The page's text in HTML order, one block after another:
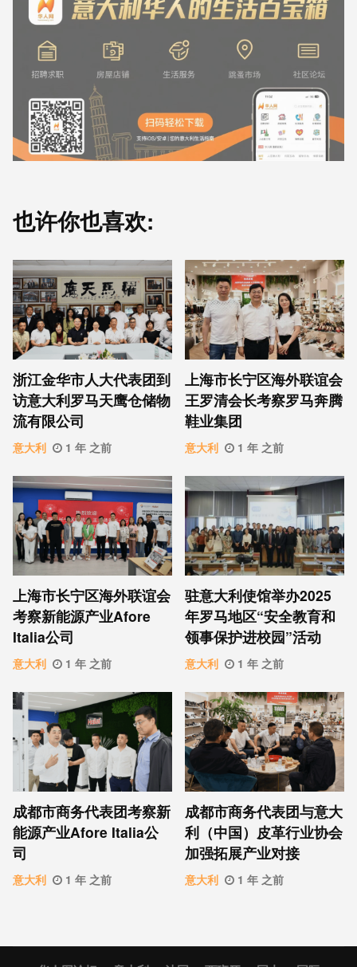
也许你也喜欢:
浙江金华市人大代表团到
访意大利罗马天鹰仓储物
流有限公司
意大利 1 年 之前
上海市长宁区海外联谊会
王罗清会长考察罗马奔腾
鞋业集团
意大利 1 年 之前
上海市长宁区海外联谊会
考察新能源产业Afore
Italia公司
意大利 1 年 之前
驻意大利使馆举办2025
年罗马地区“安全教育和
领事保护进校园”活动
意大利 1 年 之前
成都市商务代表团考察新
能源产业Afore Italia公
司
意大利 1 年 之前
成都市商务代表团与意大
利（中国）皮革行业协会
加强拓展产业对接
意大利 1 年 之前